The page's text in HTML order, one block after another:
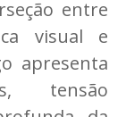
entre
visual e
apresenta
tensão